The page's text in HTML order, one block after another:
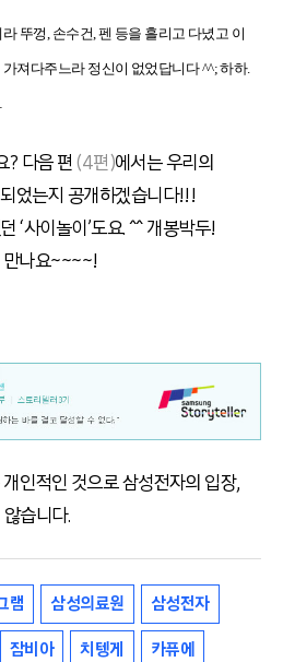
뚜껑, 손수건, 펜 등을 흘리고 다녔고 이
져다주느라 정신이 없었답니다 ^^; 하하.
? 다음 편(4편)에서는 우리의
었는지 공개하겠습니다!!!
‘사이놀이’도요. ^^ 개봉박두!
만나요~~~~!
인적인 것으로 삼성전자의 입장,
습니다.
램 삼성의료원 삼성전자
잠비아 치텡게 카퓨에